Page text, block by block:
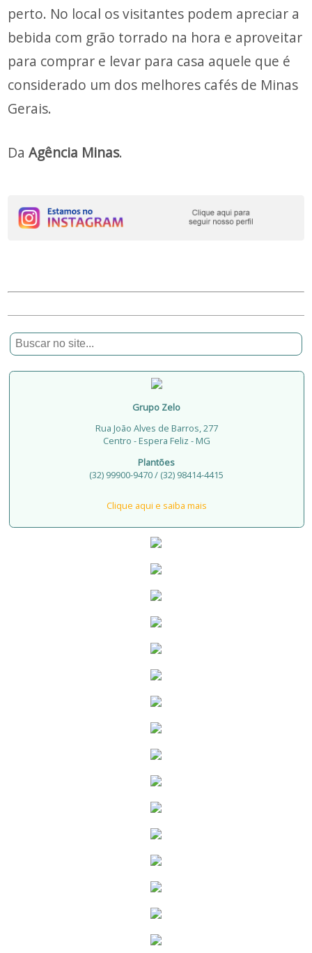
perto. No local os visitantes podem apreciar a
bebida com grão torrado na hora e aproveitar
para comprar e levar para casa aquele que é
considerado um dos melhores cafés de Minas
Gerais.
DaAgência Minas.
Grupo Zelo
Rua João Alves de Barros, 277
Centro - Espera Feliz - MG
Plantões
(32) 99900-9470 / (32) 98414-4415
Clique aqui e saiba mais